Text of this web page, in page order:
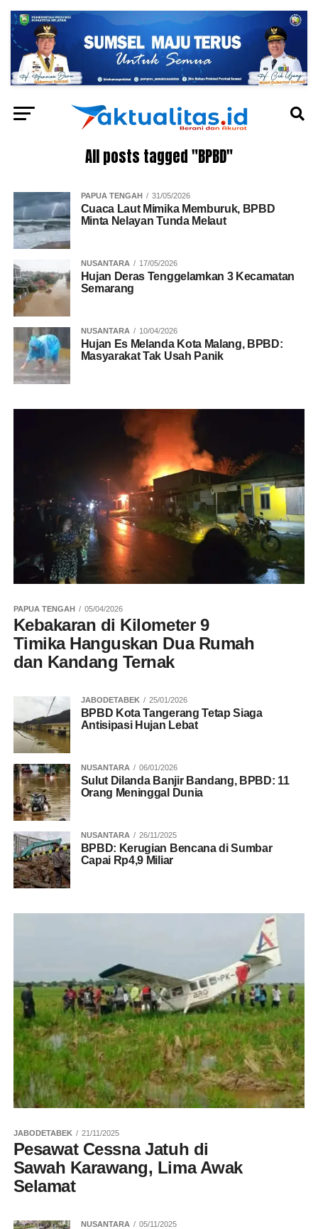
All posts tagged "BPBD"
PAPUA TENGAH 31/05/2026
Cuaca Laut Mimika Memburuk, BPBD
Minta Nelayan Tunda Melaut
NUSANTARA 17/05/2026
Hujan Deras Tenggelamkan 3 Kecamatan
Semarang
NUSANTARA 10/04/2026
Hujan Es Melanda Kota Malang, BPBD:
Masyarakat Tak Usah Panik
PAPUA TENGAH 05/04/2026
Kebakaran di Kilometer 9
Timika Hanguskan Dua Rumah
dan Kandang Ternak
JABODETABEK 25/01/2026
BPBD Kota Tangerang Tetap Siaga
Antisipasi Hujan Lebat
NUSANTARA 06/01/2026
Sulut Dilanda Banjir Bandang, BPBD: 11
Orang Meninggal Dunia
NUSANTARA 26/11/2025
BPBD: Kerugian Bencana di Sumbar
Capai Rp4,9 Miliar
JABODETABEK 21/11/2025
Pesawat Cessna Jatuh di
Sawah Karawang, Lima Awak
Selamat
NUSANTARA 05/11/2025